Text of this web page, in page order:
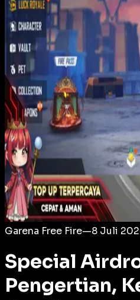
Login
Garena Free Fire—8 Juli
Special
Pengertian,